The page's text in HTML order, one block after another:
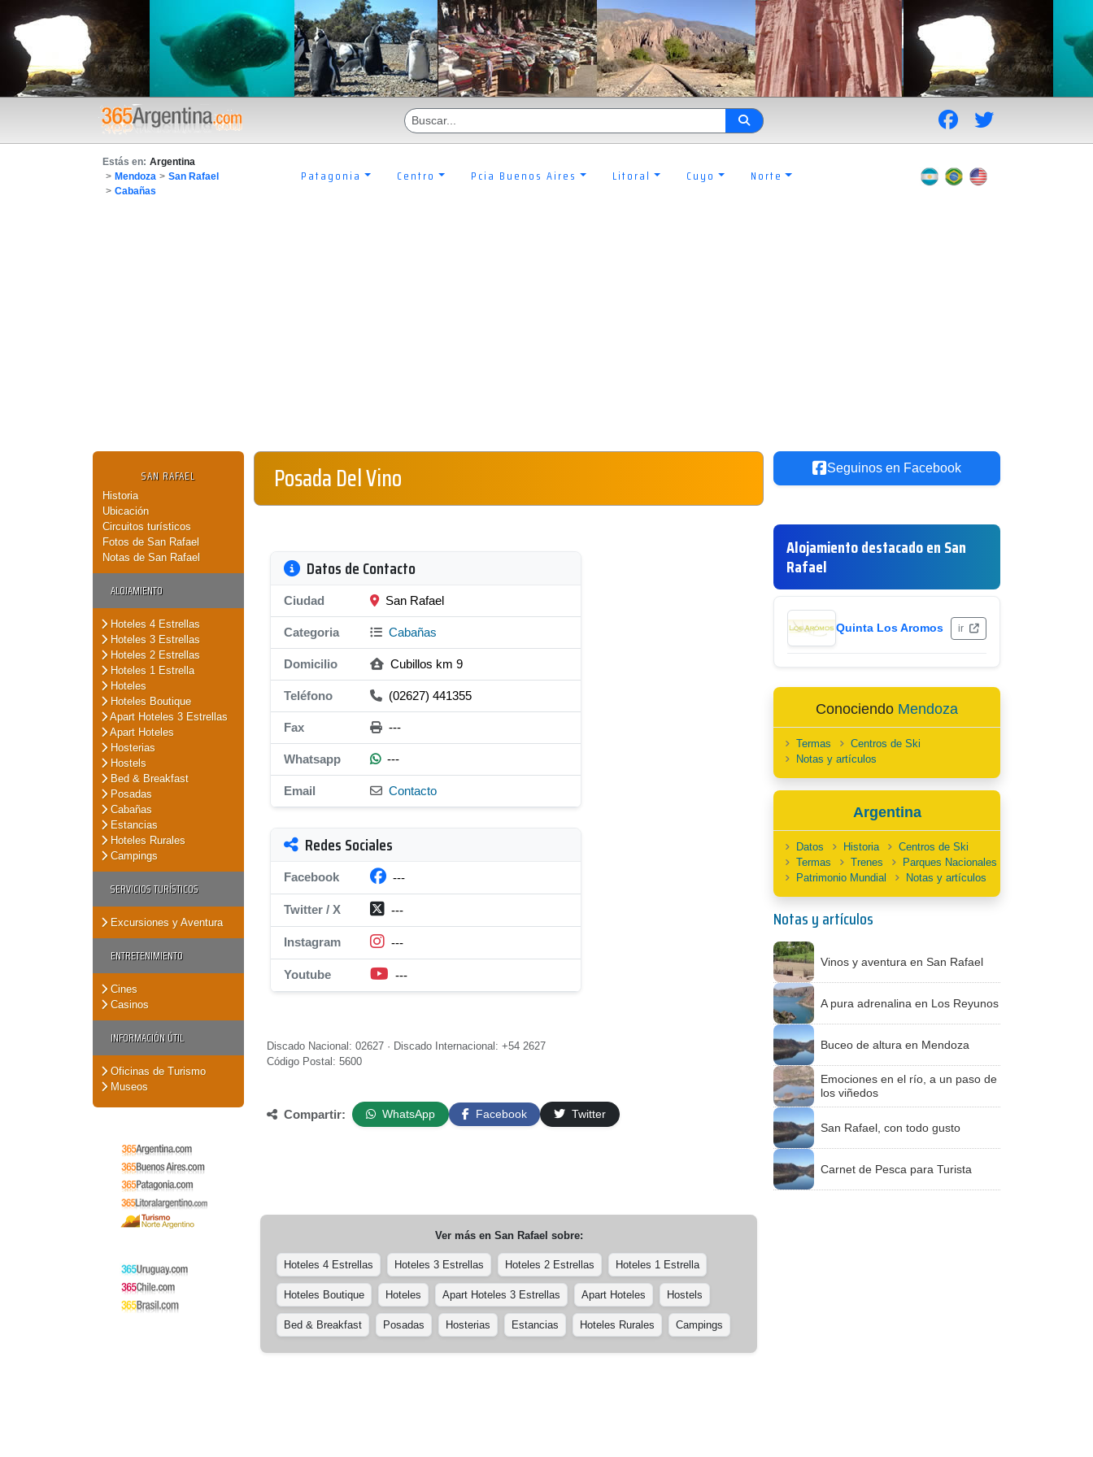
Estás en: Argentina
> Mendoza > San Rafael
> Cabañas
Patagonia Centro Pcia Buenos Aires Litoral Cuyo Norte
SAN RAFAEL
Historia
Ubicación
Circuitos turísticos
Fotos de San Rafael
Notas de San Rafael
ALOJAMIENTO
Hoteles 4 Estrellas
Hoteles 3 Estrellas
Hoteles 2 Estrellas
Hoteles 1 Estrella
Hoteles
Hoteles Boutique
Apart Hoteles 3 Estrellas
Apart Hoteles
Hosterias
Hostels
Bed & Breakfast
Posadas
Cabañas
Estancias
Hoteles Rurales
Campings
SERVICIOS TURÍSTICOS
Excursiones y Aventura
ENTRETENIMIENTO
Cines
Casinos
INFORMACIÓN ÚTIL
Oficinas de Turismo
Museos
Posada Del Vino
Datos de Contacto
Ciudad San Rafael
Categoria Cabañas
Domicilio Cubillos km 9
Teléfono (02627) 441355
Fax ---
Whatsapp ---
Email Contacto
Redes Sociales
Facebook ---
Twitter / X ---
Instagram ---
Youtube ---
Discado Nacional: 02627 · Discado Internacional: +54 2627
Código Postal: 5600
Compartir: WhatsApp Facebook Twitter
Ver más en San Rafael sobre:
Hoteles 4 Estrellas Hoteles 3 Estrellas Hoteles 2 Estrellas Hoteles 1 Estrella
Hoteles Boutique Hoteles Apart Hoteles 3 Estrellas Apart Hoteles Hostels
Bed & Breakfast Posadas Hosterias Estancias Hoteles Rurales Campings
Seguinos en Facebook
Alojamiento destacado en San
Rafael
Quinta Los Aromos ir
Conociendo Mendoza
Termas
Centros de Ski
Notas y artículos
Argentina
Datos Historia
Centros de Ski
Termas
Trenes
Parques Nacionales
Patrimonio Mundial
Notas y artículos
Notas y artículos
Vinos y aventura en San Rafael
A pura adrenalina en Los Reyunos
Buceo de altura en Mendoza
Emociones en el río, a un paso de
los viñedos
San Rafael, con todo gusto
Carnet de Pesca para Turista